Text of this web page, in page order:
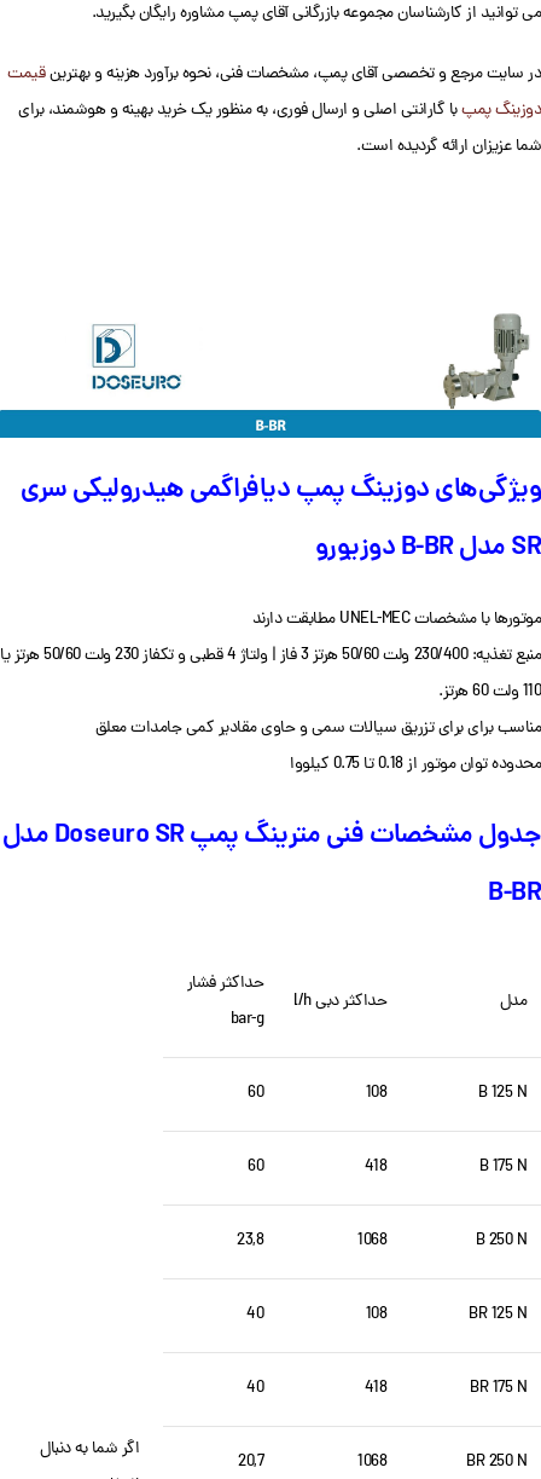
می توانید از کارشناسان مجموعه بازرگانی آقای پمپ مشاوره رایگان بگیرید.
در سایت مرجع و تخصصی آقای پمپ، مشخصات فنی، نحوه برآورد هزینه و بهترینقیمت
دوزینگ پمپبا گارانتی اصلی و ارسال فوری، به منظور یک خرید بهینه و هوشمند، برای
شما عزیزان ارائه گردیده است.
ویژگی‌های دوزینگ پمپ دیافراگمی هیدرولیکی سری
SR مدل B-BR دوزیورو
موتورها با مشخصات UNEL-MEC مطابقت دارند
منبع تغذیه: 230/400 ولت 50/60 هرتز 3 فاز | ولتاژ 4 قطبی و تکفاز 230 ولت 50/60 هرتز یا
110 ولت 60 هرتز.
مناسب برای برای تزریق سیالات سمی وحاوی مقادیر کمی جامدات معلق
محدوده توان موتور از 0.18 تا 0.75 کیلووا
جدول مشخصات فنی مترینگ پمپ Doseuro SR مدل
B-BR
مدل حداکثر دبی l/h
حداکثر فشار
bar-g
B 125 N
108
60
B 175 N
418
60
B 250 N
1068
23,8
BR 125 N
108
40
BR 175 N
418
40
BR 250 N
1068
20,7
اگر شما به دنبال